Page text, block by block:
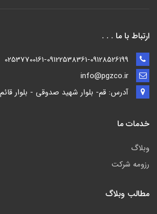
ارتباط با ما . . .
آدرس: قم- بلوار شهید صدوقی - بلوار قائم - پلاک
خدمات ما
وبلاگ
رزومه شرکت
مطالب وبلاگ